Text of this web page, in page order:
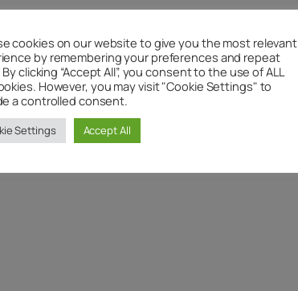
cookies on our website to give you the most relevant
by remembering your preferences and repeat
clicking “Accept All”, you consent to the use of ALL
However, you may visit "Cookie Settings" to
a controlled consent.
Settings Accept All